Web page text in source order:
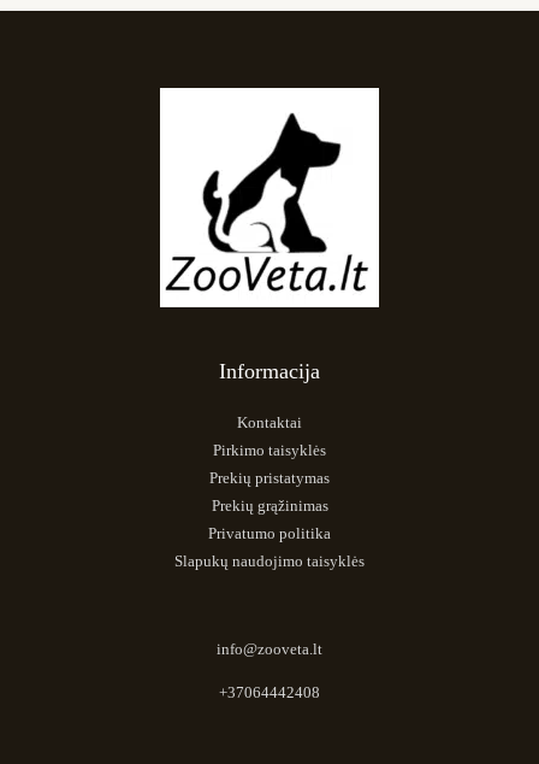
Informacija
Kontaktai
Pirkimo taisyklės
Prekių pristatymas
Prekių grąžinimas
Privatumo politika
Slapukų naudojimo taisyklės
info@zooveta.lt
+37064442408